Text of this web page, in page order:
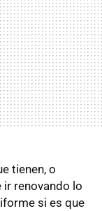
tienen, o
renovando lo
si es que